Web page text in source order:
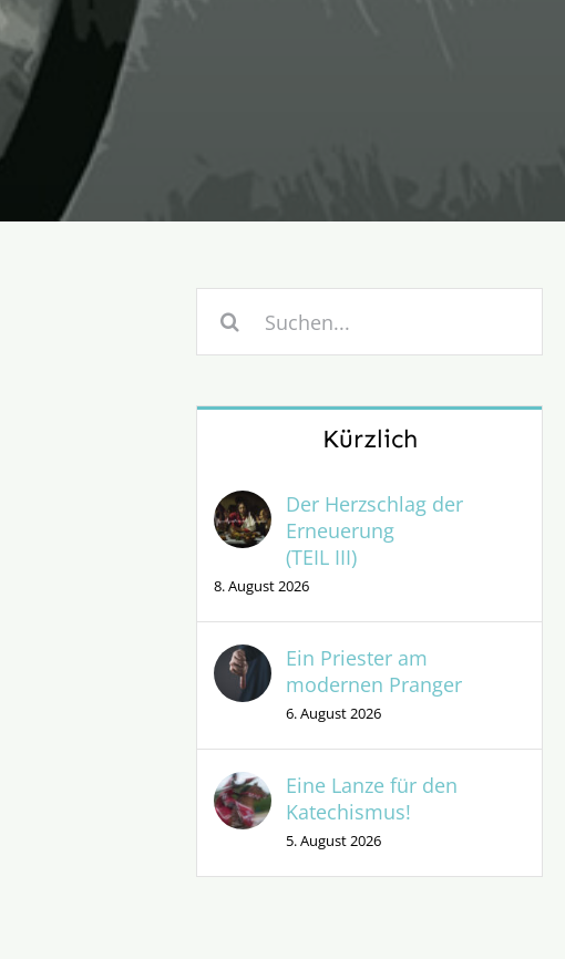
nach:
Kürzlich
Der Herzschlag der
Erneuerung
(TEIL III)
8. August 2026
Ein Priester am
modernen Pranger
6. August 2026
Eine Lanze für den
Katechismus!
5. August 2026